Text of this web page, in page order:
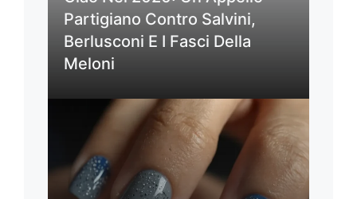
Partigiano Contro Salvini,
Berlusconi E I Fasci Della
Meloni